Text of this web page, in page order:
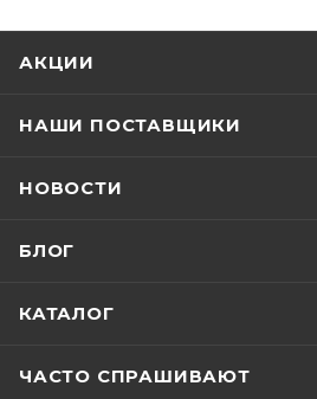
АКЦИИ
НАШИ ПОСТАВЩИКИ
НОВОСТИ
БЛОГ
КАТАЛОГ
ЧАСТО СПРАШИВАЮТ